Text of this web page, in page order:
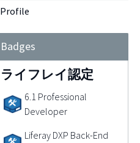
Profile
Badges
ライフレイ認定
6.1 Professional
Developer
Liferay DXP Back-End